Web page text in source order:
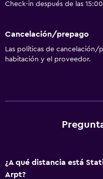
Check-in después de las
Cancelación/prepago
Las políticas de cancelación/
habitación y el proveedor.
¿A qué distancia está
Arpt?